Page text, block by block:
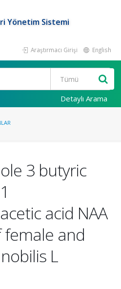
Yönetim Sistemi
Araştırmacı Girişi English
Detaylı Arama
3 butyric
acid NAA
and
L